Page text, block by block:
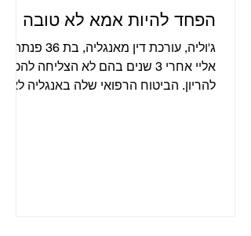
הפחד להיות אמא לא טובה
ג'וליה, עורכת דין מאנגליה, בת 36 פנתה
אליי אחרי 3 שנים בהם לא הצליחה להכנס
להריון. הביטוח הרפואי שלה באנגליה לא